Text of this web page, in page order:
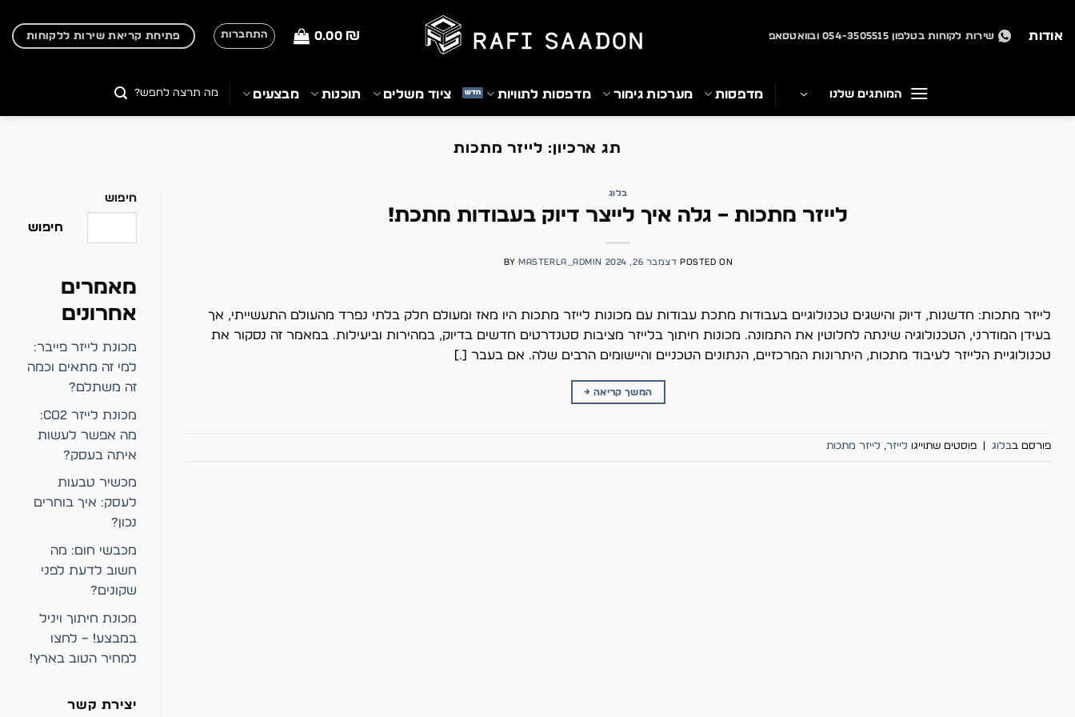
אודות שירות לקוחות בטלפון 054-3505515 ובוואטסאפ 0.00 ₪ התחברות פתיחת קריאת שירות ללקוחות
המותגים שלנו מדפסות מערכות גימור מדפסות לתוויות ציוד משלים תוכנות מבצעים
תג ארכיון: לייזר מתכות
בלוג
לייזר מתכות – גלה איך לייצר דיוק בעבודות מתכת!
POSTED ON דצמבר 26, 2024 BY MASTERLA_ADMIN
לייזר מתכות: חדשנות, דיוק והישגים טכנולוגיים בעבודות מתכת עבודות עם מכונות לייזר מתכות היו מאז ומעולם חלק בלתי נפרד מהעולם התעשייתי, אך
בעידן המודרני, הטכנולוגיה שינתה לחלוטין את התמונה. מכונות חיתוך בלייזר מציבות סטנדרטים חדשים בדיוק, במהירות וביעילות. במאמר זה נסקור את
טכנולוגיית הלייזר לעיבוד מתכות, היתרונות המרכזיים, הנתונים הטכניים והיישומים הרבים שלה. אם בעבר […]
המשך קריאה →
פורסם בבלוג פוסטים שתוייגו לייזר, לייזר מתכות
חיפוש
חיפוש
מאמרים
אחרונים
מכונת לייזר פייבר:
למי זה מתאים וכמה
זה משתלם?
מכונת לייזר CO2:
מה אפשר לעשות
איתה בעסק?
מכשיר טבעות
לעסק: איך בוחרים
נכון?
מכבשי חום: מה
חשוב לדעת לפני
שקונים?
מכונת חיתוך ויניל
במבצע! – לחצו
למחיר הטוב בארץ!
יצירת קשר